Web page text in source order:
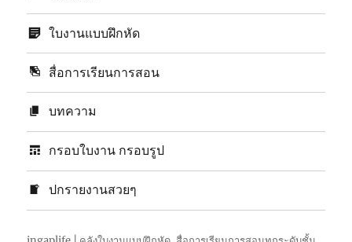
ใบงานแบบฝึกหัด
สื่อการเรียนการสอน
บทความ
กรอบใบงาน กรอบรูป
ปกรายงานสวยๆ